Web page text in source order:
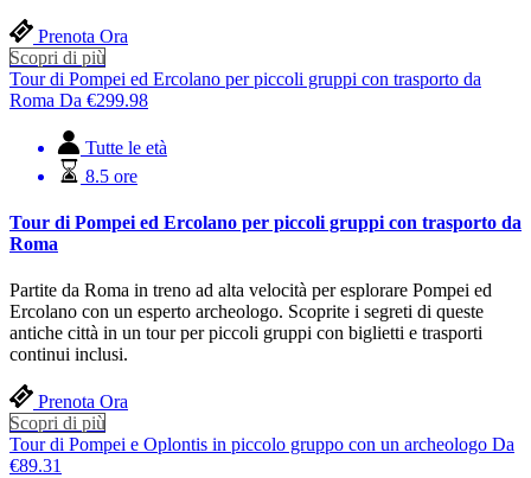
Prenota Ora
Scopri di più
Tour di Pompei ed Ercolano per piccoli gruppi con trasporto da
Roma Da €299.98
Tutte le età
8.5 ore
Tour di Pompei ed Ercolano per piccoli gruppi con trasporto da
Roma
Partite da Roma in treno ad alta velocità per esplorare Pompei ed
Ercolano con un esperto archeologo. Scoprite i segreti di queste
antiche città in un tour per piccoli gruppi con biglietti e trasporti
continui inclusi.
Prenota Ora
Scopri di più
Tour di Pompei e Oplontis in piccolo gruppo con un archeologo Da
€89.31